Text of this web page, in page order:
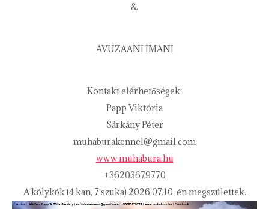
&
AVUZAANI IMANI
Kontakt elérhetőségek:
Papp Viktória
Sárkány Péter
muhaburakennel@gmail.com
www.muhabura.hu
+36203679770
A kölykök (4 kan, 7 szuka) 2026.07.10-én megszülettek.